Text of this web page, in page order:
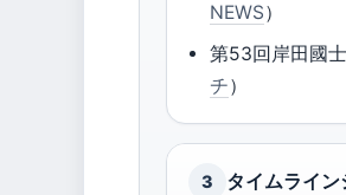
NEWS）
第53回岸田國
チ）
3 タイムライン